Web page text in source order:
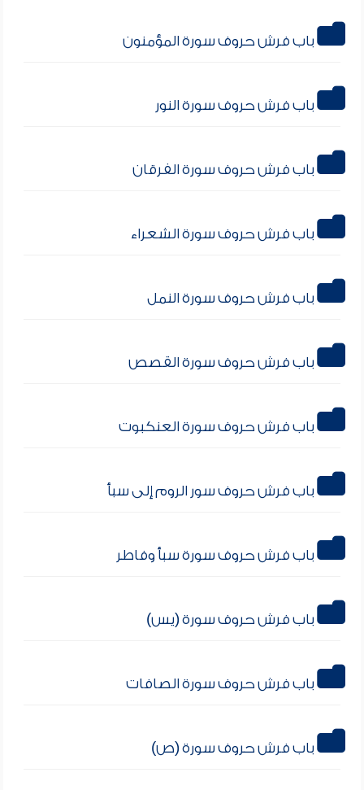
باب فرش حروف سورة المؤمنون
باب فرش حروف سورة النور
باب فرش حروف سورة الفرقان
باب فرش حروف سورة الشعراء
باب فرش حروف سورة النمل
باب فرش حروف سورة القصص
باب فرش حروف سورة العنكبوت
باب فرش حروف سور الروم إلى سبأ
باب فرش حروف سورة سبأ وفاطر
باب فرش حروف سورة (يس)
باب فرش حروف سورة الصافات
باب فرش حروف سورة (ص)